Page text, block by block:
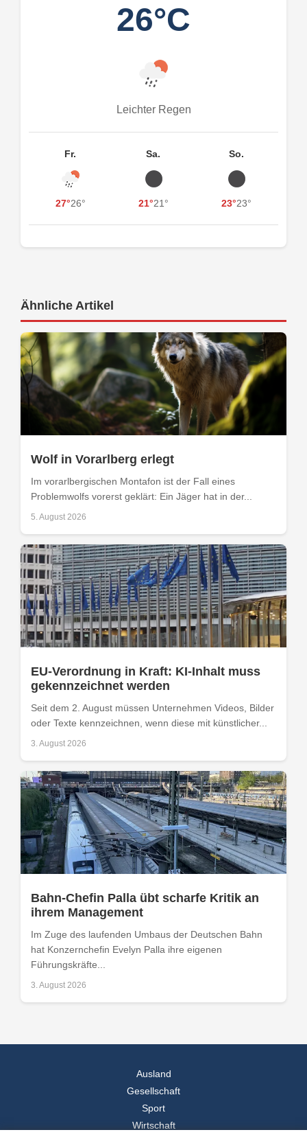
26°C
Leichter Regen
Fr.
27°26°
Sa.
21°21°
So.
23°23°
Ähnliche Artikel
Wolf in Vorarlberg erlegt
Im vorarlbergischen Montafon ist der Fall eines
Problemwolfs vorerst geklärt: Ein Jäger hat in der...
5. August 2026
EU-Verordnung in Kraft: KI-Inhalt muss
gekennzeichnet werden
Seit dem 2. August müssen Unternehmen Videos, Bilder
oder Texte kennzeichnen, wenn diese mit künstlicher...
3. August 2026
Bahn-Chefin Palla übt scharfe Kritik an
ihrem Management
Im Zuge des laufenden Umbaus der Deutschen Bahn
hat Konzernchefin Evelyn Palla ihre eigenen
Führungskräfte...
3. August 2026
Ausland
Gesellschaft
Sport
Wirtschaft